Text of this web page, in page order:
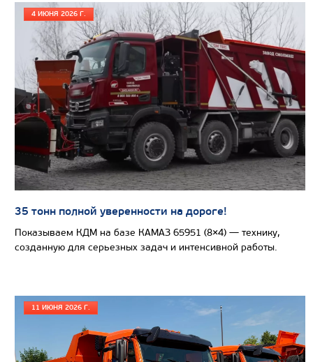
Вместимость кузова, м3
Направление разгрузки
Колесная формула
Узнать цену
САМОСВАЛ КАМАЗ-65802
4 ИЮНЯ 2026 Г.
35 тонн полной уверенности на дороге!
Показываем КДМ на базе КАМАЗ 65951 (8×4) — технику,
созданную для серьезных задач и интенсивной работы.
11 ИЮНЯ 2026 Г.